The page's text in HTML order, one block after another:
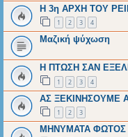
Η 3η ΑΡΧΗ ΤΟΥ
1 2 3 4
Μαζική ψύχωση
Η ΠΤΩΣΗ ΣΑΝ
1 2 3 4
ΑΣ ΞΕΚΙΝΗΣΟΥΜΕ
1 2 3
ΜΗΝΥΜΑΤΑ